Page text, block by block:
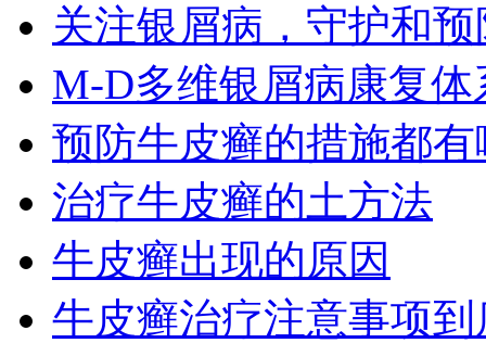
关注银屑病，守护和
M-D多维银屑病康复
预防牛皮癣的措施都有
治疗牛皮癣的土方法
牛皮癣出现的原因
牛皮癣治疗注意事项